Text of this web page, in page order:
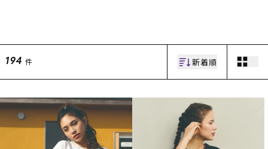
ポイント・クーポンもこのアプリで！
194 件 新着順